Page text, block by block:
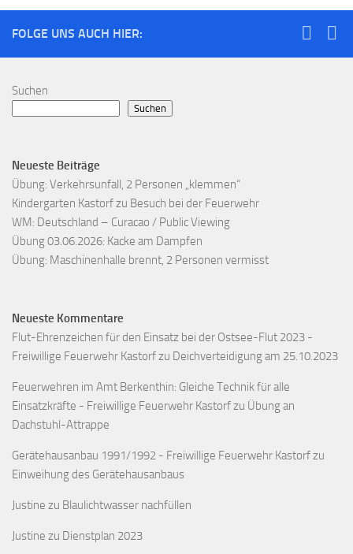
FOLGE UNS AUCH HIER:
Suchen
Suchen
Neueste Beiträge
Übung: Verkehrsunfall, 2 Personen „klemmen“
Kindergarten Kastorf zu Besuch bei der Feuerwehr
WM: Deutschland – Curacao / Public Viewing
Übung 03.06.2026: Kacke am Dampfen
Übung: Maschinenhalle brennt, 2 Personen vermisst
Neueste Kommentare
Flut-Ehrenzeichen für den Einsatz bei der Ostsee-Flut 2023 -
Freiwillige Feuerwehr Kastorfzu Deichverteidigung am 25.10.2023
Feuerwehren im Amt Berkenthin: Gleiche Technik für alle
Einsatzkräfte - Freiwillige Feuerwehr Kastorfzu Übung an
Dachstuhl-Attrappe
Gerätehausanbau 1991/1992 - Freiwillige Feuerwehr Kastorfzu
Einweihung des Gerätehausanbaus
Justine zu Blaulichtwasser nachfüllen
Justine zu Dienstplan 2023